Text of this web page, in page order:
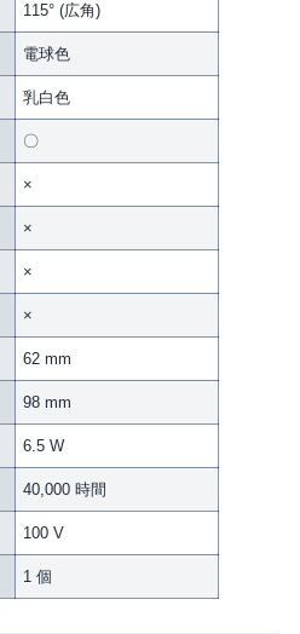
115° (広角)
電球色
乳白色
〇
×
×
×
×
62 mm
98 mm
6.5 W
40,000 時間
100 V
1 個